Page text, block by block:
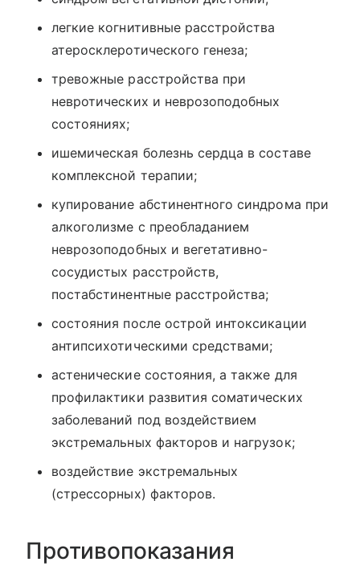
легкие когнитивные расстройства
атеросклеротического генеза;
тревожные расстройства при
невротических и неврозоподобных
состояниях;
ишемическая болезнь сердца в составе
комплексной терапии;
купирование абстинентного синдрома при
алкоголизме с преобладанием
неврозоподобных и вегетативно-
сосудистых расстройств,
постабстинентные расстройства;
состояния после острой интоксикации
антипсихотическими средствами;
астенические состояния, а также для
профилактики развития соматических
заболеваний под воздействием
экстремальных факторов и нагрузок;
воздействие экстремальных
(стрессорных) факторов.
Противопоказания